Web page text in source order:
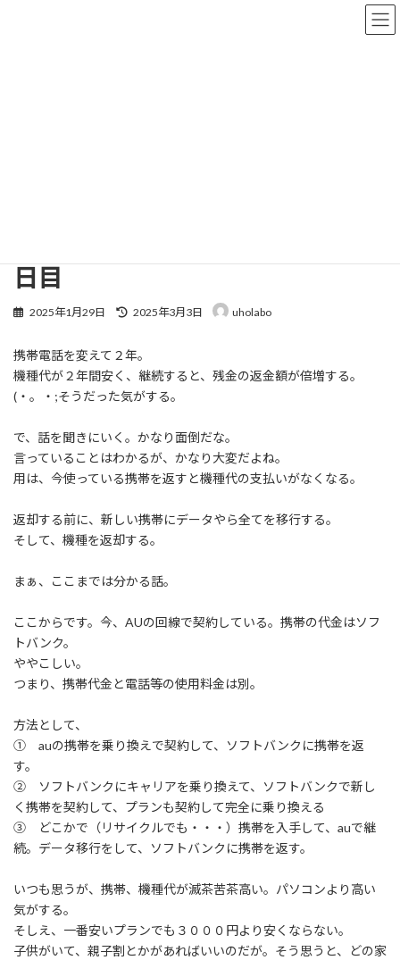
日目
2025年1月29日
最
新
日
時
:
2025年3月3日 uholabo
携帯電話を変えて２年。
機種代が２年間安く、継続すると、残金の返金額が倍増する。
(・。・;そうだった気がする。
で、話を聞きにいく。かなり面倒だな。
言っていることはわかるが、かなり大変だよね。
用は、今使っている携帯を返すと機種代の支払いがなくなる。
返却する前に、新しい携帯にデータやら全てを移行する。
そして、機種を返却する。
まぁ、ここまでは分かる話。
ここからです。今、AUの回線で契約している。携帯の代金はソフ
トバンク。
ややこしい。
つまり、携帯代金と電話等の使用料金は別。
方法として、
① auの携帯を乗り換えで契約して、ソフトバンクに携帯を返
す。
② ソフトバンクにキャリアを乗り換えて、ソフトバンクで新し
く携帯を契約して、プランも契約して完全に乗り換える
③ どこかで（リサイクルでも・・・）携帯を入手して、auで継
続。データ移行をして、ソフトバンクに携帯を返す。
いつも思うが、携帯、機種代が滅茶苦茶高い。パソコンより高い
気がする。
そしえ、一番安いプランでも３０００円より安くならない。
子供がいて、親子割とかがあればいいのだが。そう思うと、どの家